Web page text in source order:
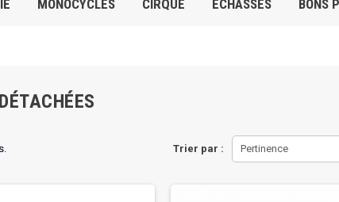
MONOCYCLES CIRQUE ECHASSES BONS
Trier par : Pertinence